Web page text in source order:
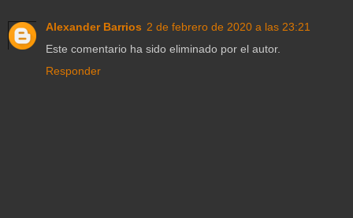
Alexander Barrios 2 de febrero de 2020 a las 23:21
Este comentario ha sido eliminado por el autor.
Responder